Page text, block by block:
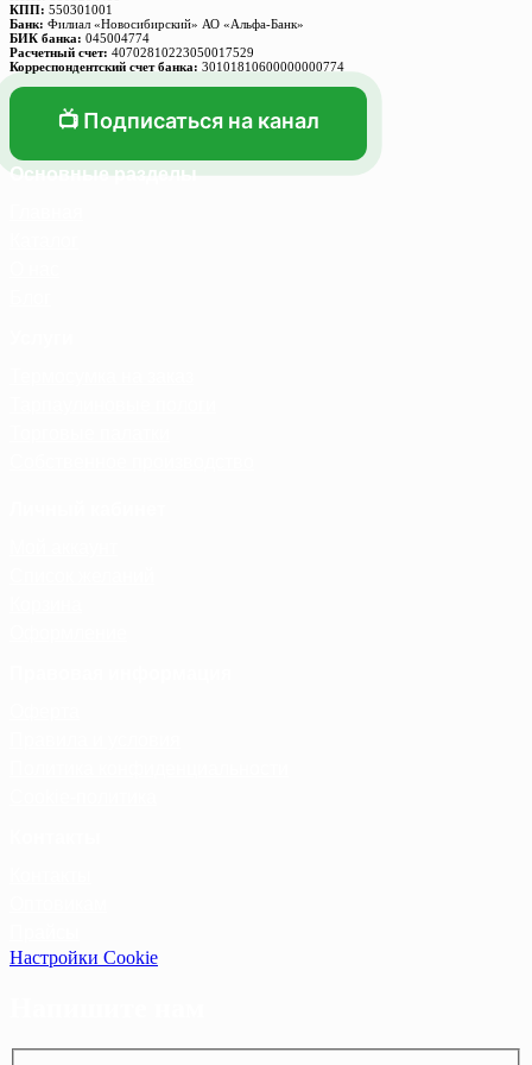
КПП: 550301001
Банк: Филиал «Новосибирский» АО «Альфа-Банк»
БИК банка: 045004774
Расчетный счет: 40702810223050017529
Корреспондентский счет банка: 30101810600000000774
📺 Подписаться на канал
Основные разделы
Настройки Cookie